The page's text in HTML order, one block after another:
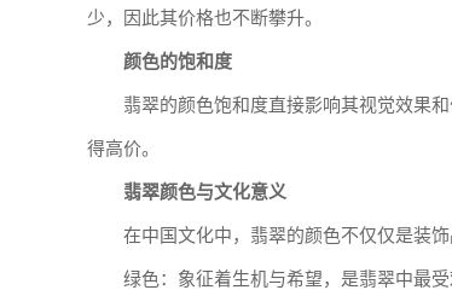
少，因此其价格也不断攀升。
颜色的饱和度
翡翠的颜色饱和度直接影响其视觉效果
得高价。
翡翠颜色与文化意义
在中国文化中，翡翠的颜色不仅仅是装饰
绿色：象征着生机与希望，是翡翠中最受